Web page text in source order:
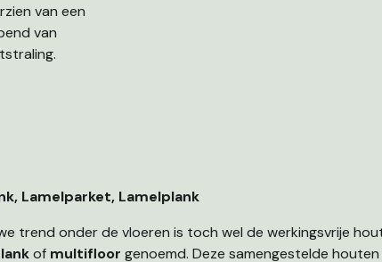
van een
van
Lamelparket, Lamelplank
trend onder de vloeren is toch wel de werkingsvrije
of multifloor genoemd. Deze samengestelde